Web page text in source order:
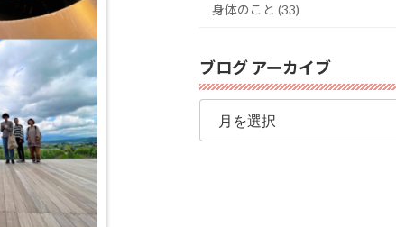
身体のこと (33)
ブログ アーカイブ
ブ
グ